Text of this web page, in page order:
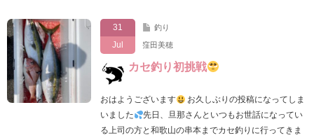
31
Jul
釣り
窪田美穂
カセ釣り初挑戦
おはようございます
お久しぶりの投稿になってしま
いました
先日、旦那さんといつもお世話になってい
る上司の方と和歌山の串本までカセ釣りに行ってきま